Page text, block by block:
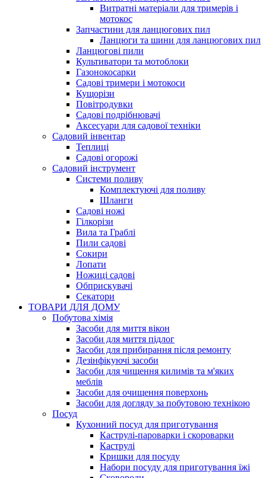
Витратні матеріали для тримерів і
мотокос
Запчастини для ланцюгових пил
Ланцюги та шини для ланцюгових пил
Ланцюгові пили
Культиватори та мотоблоки
Газонокосарки
Садові тримери і мотокоси
Кущорізи
Повітродувки
Садові подрібнювачі
Аксесуари для садової техніки
Садовий інвентар
Теплиці
Садові огорожі
Садовий інструмент
Системи поливу
Комплектуючі для поливу
Шланги
Садові ножі
Гілкорізи
Вила та Граблі
Пили садові
Сокири
Лопати
Ножиці садові
Обприскувачі
Секатори
ТОВАРИ ДЛЯ ДОМУ
Побутова хімія
Засоби для миття вікон
Засоби для миття підлог
Засоби для прибирання після ремонту
Дезінфікуючі засоби
Засоби для чищення килимів та м'яких
меблів
Засоби для очищення поверхонь
Засоби для догляду за побутовою технікою
Посуд
Кухонний посуд для приготування
Каструлі-пароварки і скороварки
Каструлі
Кришки для посуду
Набори посуду для приготування їжі